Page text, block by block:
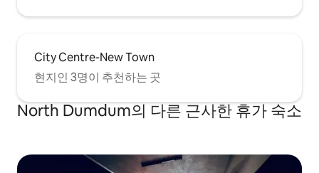
City Centre-New Town
현지인 3명이 추천하는 곳
North Dumdum의 다른 근사한 휴가 숙소